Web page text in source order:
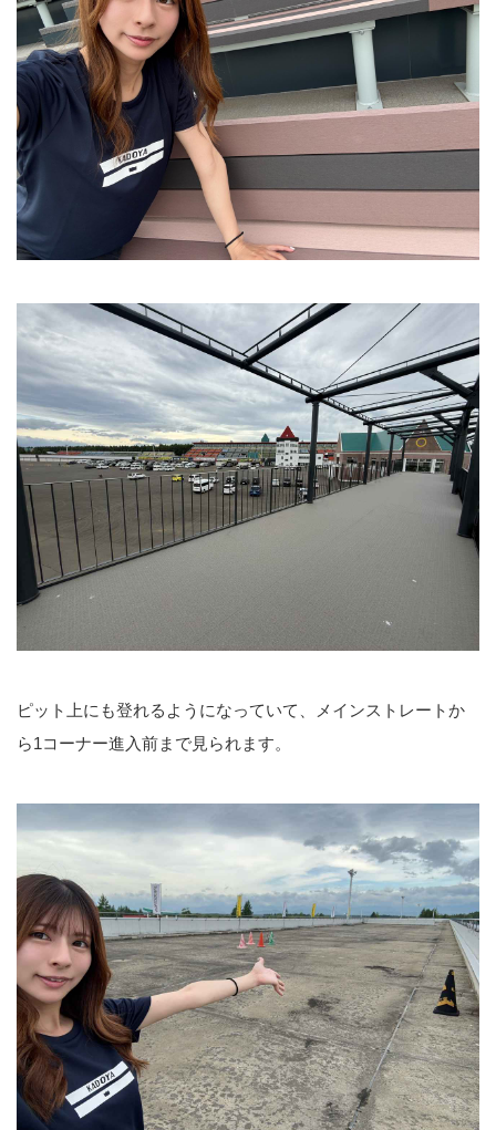
ピット上にも登れるようになっていて、メインストレートか
ら1コーナー進入前まで見られます。